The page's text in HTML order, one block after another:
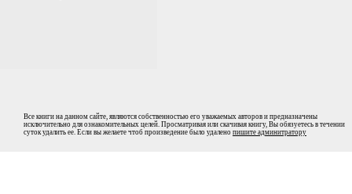
Все книги на данном сайте, являются собственностью его уважаемых авторов и предназначены
исключительно для ознакомительных целей. Просматривая или скачивая книгу, Вы обязуетесь в течении
суток удалить ее. Если вы желаете чтоб произведение было удалено пишите админитратору